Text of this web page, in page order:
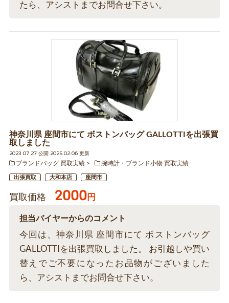
たら、アシストまでお問合せ下さい。
神奈川県 座間市にて ボストンバッグ GALLOTTIを出張買
取しました
2023.07.27 公開 2025.02.06 更新
ブランドバッグ 買取実績
腕時計・ブランド小物 買取実績
出張買取 大和本店 座間市
買取価格 2000円
担当バイヤーからのコメント
今回は、神奈川県 座間市にて ボストンバッグ
GALLOTTIを出張買取しました。 お引越しや買い
替えでご不要になったお品物がございました
ら、アシストまでお問合せ下さい。